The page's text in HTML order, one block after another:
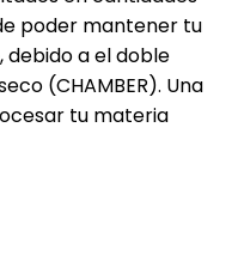
poder mantener tu
a el doble
(CHAMBER). Una
tu materia